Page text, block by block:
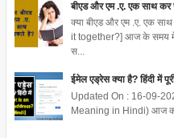
बीएड और एम .ए. एक साथ
क्या बीएड और एम .ए. एक
it together?] आज के समय में
स...
ईमेल एड्रेस क्या है? हिंदी में
Updated On : 16-09-
Meaning in Hindi) आज की